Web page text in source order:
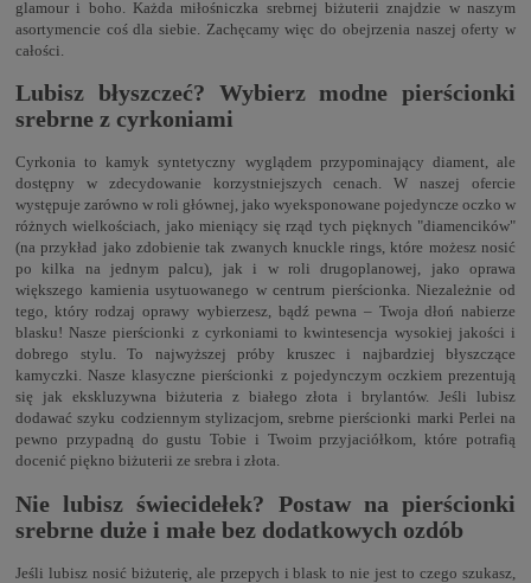
glamour i boho. Każda miłośniczka srebrnej biżuterii znajdzie w naszym
asortymencie coś dla siebie. Zachęcamy więc do obejrzenia naszej oferty w
całości.
Lubisz błyszczeć? Wybierz modne pierścionki
srebrne z cyrkoniami
Cyrkonia to kamyk syntetyczny wyglądem przypominający diament, ale
dostępny w zdecydowanie korzystniejszych cenach. W naszej ofercie
występuje zarówno w roli głównej, jako wyeksponowane pojedyncze oczko w
różnych wielkościach, jako mieniący się rząd tych pięknych "diamencików"
(na przykład jako zdobienie tak zwanych knuckle rings, które możesz nosić
po kilka na jednym palcu), jak i w roli drugoplanowej, jako oprawa
większego kamienia usytuowanego w centrum pierścionka. Niezależnie od
tego, który rodzaj oprawy wybierzesz, bądź pewna – Twoja dłoń nabierze
blasku! Nasze pierścionki z cyrkoniami to kwintesencja wysokiej jakości i
dobrego stylu. To najwyższej próby kruszec i najbardziej błyszczące
kamyczki. Nasze klasyczne pierścionki z pojedynczym oczkiem prezentują
się jak ekskluzywna biżuteria z białego złota i brylantów. Jeśli lubisz
dodawać szyku codziennym stylizacjom, srebrne pierścionki marki Perlei na
pewno przypadną do gustu Tobie i Twoim przyjaciółkom, które potrafią
docenić piękno biżuterii ze srebra i złota.
Nie lubisz świecidełek? Postaw na pierścionki
srebrne duże i małe bez dodatkowych ozdób
Jeśli lubisz nosić biżuterię, ale przepych i blask to nie jest to czego szukasz,